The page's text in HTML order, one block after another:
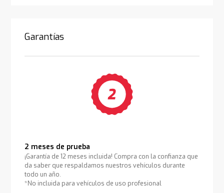
Garantías
2 meses de prueba
¡Garantía de 12 meses incluida! Compra con la confianza que
da saber que respaldamos nuestros vehículos durante
todo un año.
*No incluida para vehículos de uso profesional